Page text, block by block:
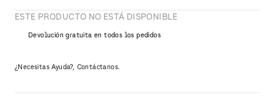
ESTE PRODUCTO NO ESTÁ DISPONIBLE
Devolución gratuita en todos los pedidos
¿Necesitas Ayuda?, Contáctanos.